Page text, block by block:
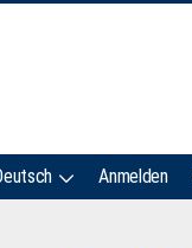
Anmelden